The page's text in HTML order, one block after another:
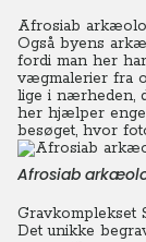
Afrosiab
Også byens
fordi man her
vægmalerier fra
lige i nærheden,
her hjælper
besøget, hvor
Afrosiab
Gravkomplekset
Det unikke